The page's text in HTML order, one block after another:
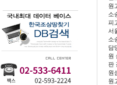
원
소
피
서
소
담
원
판
원
원